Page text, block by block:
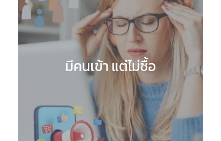
มีคนเข้า แต่ไม่ซื้อ